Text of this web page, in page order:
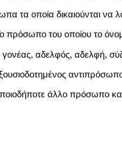
τα οποία δικαιούνται να
πρόσωπο του οποίου το
γονέας, αδελφός, αδελφή,
άλλο πρόσωπο